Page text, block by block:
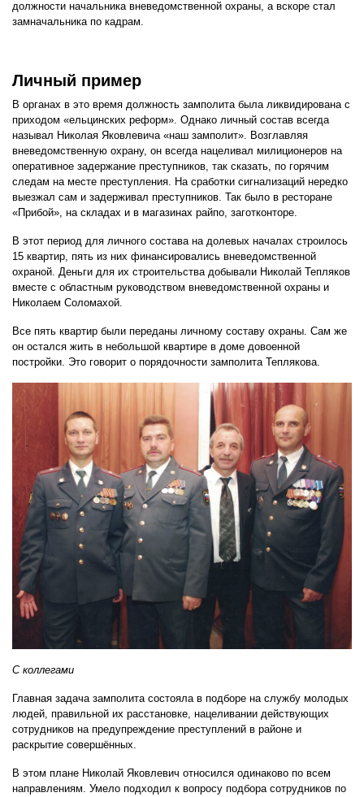
должности начальника вневедомственной охраны, а вскоре стал
замначальника по кадрам.
Личный пример
В органах в это время должность замполита была ликвидирована с
приходом «ельцинских реформ». Однако личный состав всегда
называл Николая Яковлевича «наш замполит». Возглавляя
вневедомственную охрану, он всегда нацеливал милиционеров на
оперативное задержание преступников, так сказать, по горячим
следам на месте преступления. На сработки сигнализаций нередко
выезжал сам и задерживал преступников. Так было в ресторане
«Прибой», на складах и в магазинах райпо, заготконторе.
В этот период для личного состава на долевых началах строилось
15 квартир, пять из них финансировались вневедомственной
охраной. Деньги для их строительства добывали Николай Тепляков
вместе с областным руководством вневедомственной охраны и
Николаем Соломахой.
Все пять квартир были переданы личному составу охраны. Сам же
он остался жить в небольшой квартире в доме довоенной
постройки. Это говорит о порядочности замполита Теплякова.
С коллегами
Главная задача замполита состояла в подборе на службу молодых
людей, правильной их расстановке, нацеливании действующих
сотрудников на предупреждение преступлений в районе и
раскрытие совершённых.
В этом плане Николай Яковлевич относился одинаково по всем
направлениям. Умело подходил к вопросу подбора сотрудников по